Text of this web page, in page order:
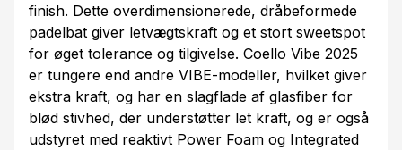
finish. Dette overdimensionerede, dråbeformede
padelbat giver letvægtskraft og et stort sweetspot
for øget tolerance og tilgivelse. Coello Vibe 2025
er tungere end andre VIBE-modeller, hvilket giver
ekstra kraft, og har en slagflade af glasfiber for
blød stivhed, der understøtter let kraft, og er også
udstyret med reaktivt Power Foam og Integrated